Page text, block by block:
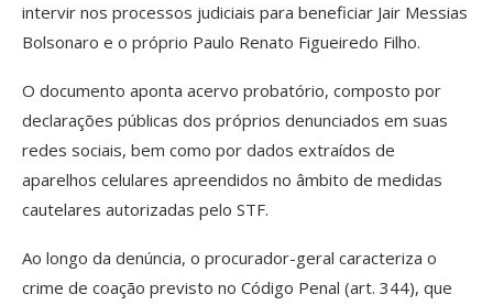
intervir nos processos judiciais para beneficiar Jair Messias
Bolsonaro e o próprio Paulo Renato Figueiredo Filho.
O documento aponta acervo probatório, composto por
declarações públicas dos próprios denunciados em suas
redes sociais, bem como por dados extraídos de
aparelhos celulares apreendidos no âmbito de medidas
cautelares autorizadas pelo STF.
Ao longo da denúncia, o procurador-geral caracteriza o
crime de coação previsto no Código Penal (art. 344), que